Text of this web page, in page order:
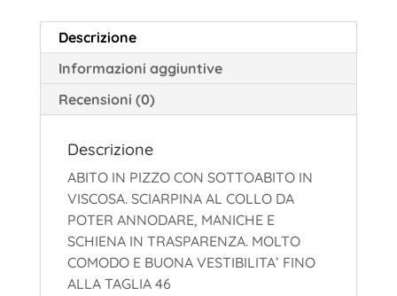
Descrizione
Informazioni aggiuntive
Recensioni (0)
Descrizione
ABITO IN PIZZO CON SOTTOABITO IN
VISCOSA. SCIARPINA AL COLLO DA
POTER ANNODARE, MANICHE E
SCHIENA IN TRASPARENZA. MOLTO
COMODO E BUONA VESTIBILITA’ FINO
ALLA TAGLIA 46